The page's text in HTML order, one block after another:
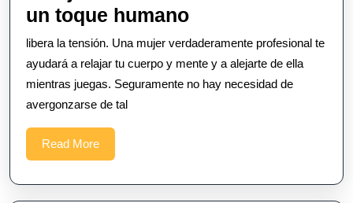
un toque humanoRelaja
todos
los
sentidos
humano
libera la tensión. Una mujer verdaderamente profesional te
ayudará a relajar tu cuerpo y mente y a alejarte de ella
mientras juegas. Seguramente no hay necesidad de
avergonzarse de tal
Read MoreRead
More